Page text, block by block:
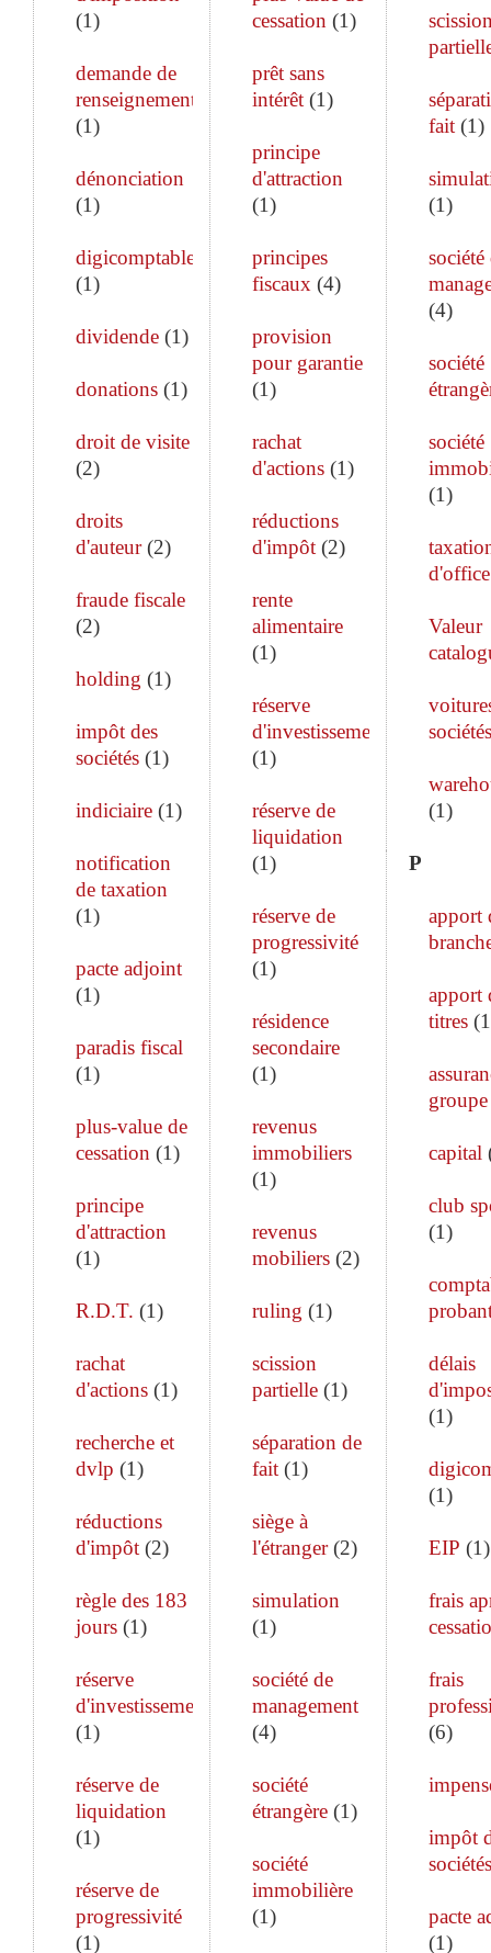
(1)
demande de
renseignements
(1)
dénonciation
(1)
digicomptable
(1)
dividende (1)
donations (1)
droit de visite
(2)
droits
d'auteur(2)
fraude fiscale
(2)
holding (1)
impôt des
sociétés (1)
indiciaire (1)
notification
de taxation
(1)
pacte adjoint
(1)
paradis fiscal
(1)
plus-value de
cessation (1)
principe
d'attraction
(1)
R.D.T. (1)
rachat
d'actions (1)
recherche et
dvlp (1)
réductions
d'impôt (2)
règle des 183
jours (1)
réserve
d'investissement
(1)
réserve de
liquidation
(1)
réserve de
progressivité
(1)
cessation (1)
prêt sans
intérêt(1)
principe
d'attraction
(1)
principes
fiscaux (4)
provision
pour garantie
(1)
rachat
d'actions(1)
réductions
d'impôt(2)
rente
alimentaire
(1)
réserve
d'investissement
(1)
réserve de
liquidation
(1)
réserve de
progressivité
(1)
résidence
secondaire
(1)
revenus
immobiliers
(1)
revenus
mobiliers(2)
ruling (1)
scission
partielle(1)
séparation de
fait(1)
siège à
l'étranger(2)
simulation
(1)
société de
management
(4)
société
étrangère(1)
société
immobilière
(1)
fait(1)
(1)
société
(4)
société
société
(1)
d'office
Valeur
sociétés
(1)
P
apport
apport
titres(1
groupe
capital
club
(1)
délais
(1)
(1)
EIP (1)
frais
frais
(6)
impôt
sociétés
pacte
(1)